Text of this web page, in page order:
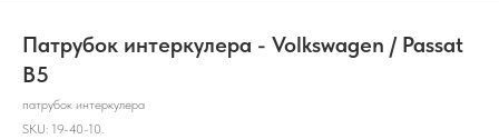
Патрубок интеркулера - Volkswagen / Passat
B5
патрубок интеркулера
SKU: 19-40-10.